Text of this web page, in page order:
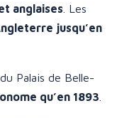
anglaises . Les
jusqu’en
Palais de Belle-
qu’en 1893